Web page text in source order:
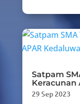
Satpam
Keracunan
29 Sep 2023